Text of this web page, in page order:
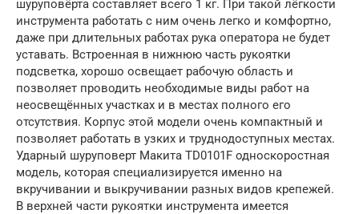
шуруповёрта составляет всего 1 кг. При такой лёгкости
инструмента работать с ним очень легко и комфортно,
даже при длительных работах рука оператора не будет
уставать. Встроенная в нижнюю часть рукоятки
подсветка, хорошо освещает рабочую область и
позволяет проводить необходимые виды работ на
неосвещённых участках и в местах полного его
отсутствия. Корпус этой модели очень компактный и
позволяет работать в узких и труднодоступных местах.
Ударный шуруповерт Макита TD0101F односкоростная
модель, которая специализируется именно на
вкручивании и выкручивании разных видов крепежей.
В верхней части рукоятки инструмента имеется